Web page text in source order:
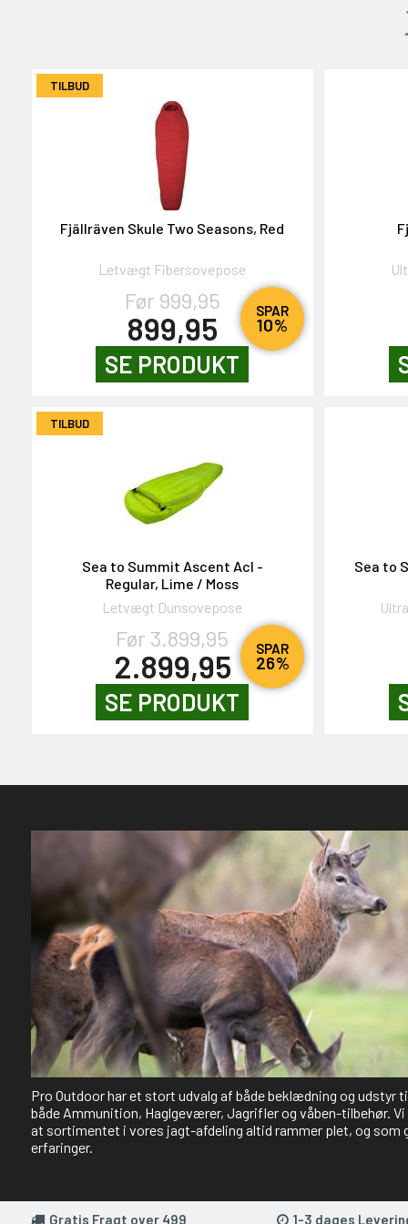
TILBUD
SPAR
10%
Fjällräven Skule Two Seasons, Red
Letvægt Fibersovepose
Før 999,95
899,95
SE PRODUKT
TILBUD
SPAR
26%
Sea to Summit Ascent AcI -
Regular, Lime / Moss
Letvægt Dunsovepose
Før 3.899,95
2.899,95
SE PRODUKT
Sea to
Pro Outdoor har et stort udvalg af både beklædning og udstyr
både Ammunition, Haglgeværer, Jagrifler og våben-tilbehør.
at sortimentet i vores jagt-afdeling altid rammer plet, og som
erfaringer.
Gratis Fragt over 499 1-3 dages